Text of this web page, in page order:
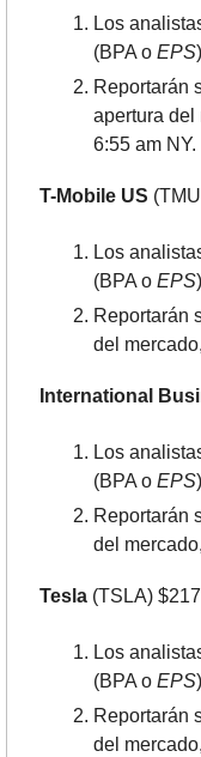
Los
(BPA o EPS
Reportarán
apertura del
6:55 am NY.
T-Mobile US
Los
(BPA o EPS
Reportarán
del
International
Los
(BPA o EPS
Reportarán
del
Tesla (TSLA)
Los
(BPA o EPS
Reportarán
del